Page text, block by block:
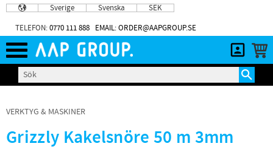
Meny
Sverige Svenska SEK
TELEFON:0770 111 888 EMAIL: ORDER@AAPGROUP.SE
VERKTYG & MASKINER
Grizzly Kakelsnöre 50 m 3mm